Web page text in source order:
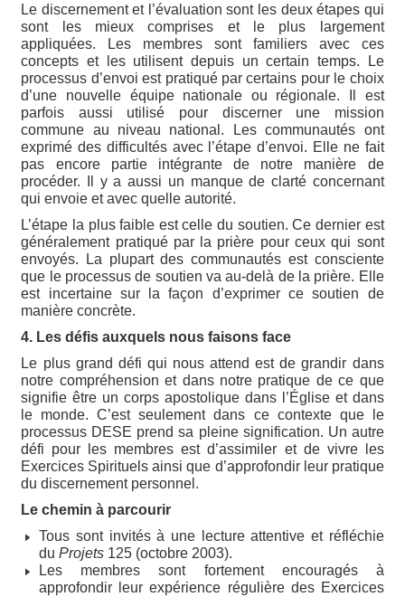
Le discernement et l’évaluation sont les deux étapes qui
sont les mieux comprises et le plus largement
appliquées. Les membres sont familiers avec ces
concepts et les utilisent depuis un certain temps. Le
processus d’envoi est pratiqué par certains pour le choix
d’une nouvelle équipe nationale ou régionale. Il est
parfois aussi utilisé pour discerner une mission
commune au niveau national. Les communautés ont
exprimé des difficultés avec l’étape d’envoi. Elle ne fait
pas encore partie intégrante de notre manière de
procéder. Il y a aussi un manque de clarté concernant
qui envoie et avec quelle autorité.
L’étape la plus faible est celle du soutien. Ce dernier est
généralement pratiqué par la prière pour ceux qui sont
envoyés. La plupart des communautés est consciente
que le processus de soutien va au-delà de la prière. Elle
est incertaine sur la façon d’exprimer ce soutien de
manière concrète.
4. Les défis auxquels nous faisons face
Le plus grand défi qui nous attend est de grandir dans
notre compréhension et dans notre pratique de ce que
signifie être un corps apostolique dans l’Église et dans
le monde. C’est seulement dans ce contexte que le
processus DESE prend sa pleine signification. Un autre
défi pour les membres est d’assimiler et de vivre les
Exercices Spirituels ainsi que d’approfondir leur pratique
du discernement personnel.
Le chemin à parcourir
Tous sont invités à une lecture attentive et réfléchie
duProjets 125 (octobre 2003).
Les membres sont fortement encouragés à
approfondir leur expérience régulière des Exercices